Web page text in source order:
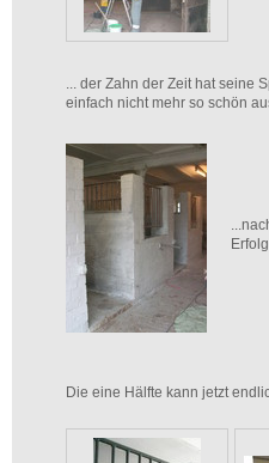
... der Zahn der Zeit hat seine
einfach nicht mehr so schön
Die eine Hälfte kann jetzt